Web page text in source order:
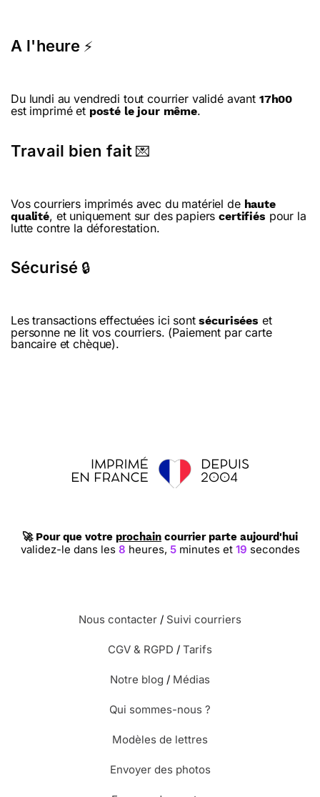
A l'heure ⚡
Du lundi au vendredi tout courrier validé avant 17h00
est imprimé et posté le jour même.
Travail bien fait 💌
Vos courriers imprimés avec du matériel de haute
qualité, et uniquement sur des papierscertifiés pour la
lutte contre la déforestation.
Sécurisé 🔒
Les transactions effectuées ici sontsécurisées et
personne ne lit vos courriers. (Paiement par carte
bancaire et chèque).
🚀 Pour que votre prochain courrier parte aujourd'hui
validez-le dans les 8 heures, 5minutes et 18 secondes
Nous contacter / Suivi courriers
CGV & RGPD / Tarifs
Notre blog / Médias
Qui sommes-nous ?
Modèles de lettres
Envoyer des photos